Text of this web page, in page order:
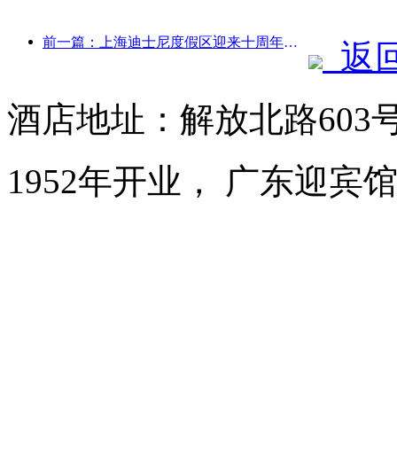
前一篇：上海迪士尼度假区迎来十周年，累计接待游客超1亿人次
返
酒店地址：解放北路603
1952年开业， 广东迎